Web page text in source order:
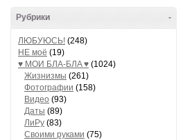
-
Рубрики
ЛЮБУЮСЬ! (248)
НЕ моё (19)
♥ МОИ БЛA-БЛA ♥ (1024)
Жизнизмы (261)
Фотографии (158)
Видео (93)
Даты (89)
ЛиРу (83)
Своими руками (75)